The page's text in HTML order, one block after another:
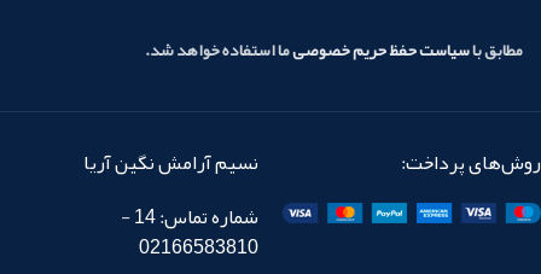
مطابق باسیاست حفظ حریم خصوصیما استفاده خواهد شد.
روش‌های پرداخت:
نسیم آرامش نگین آریا
شماره تماس: 14 -
02166583810